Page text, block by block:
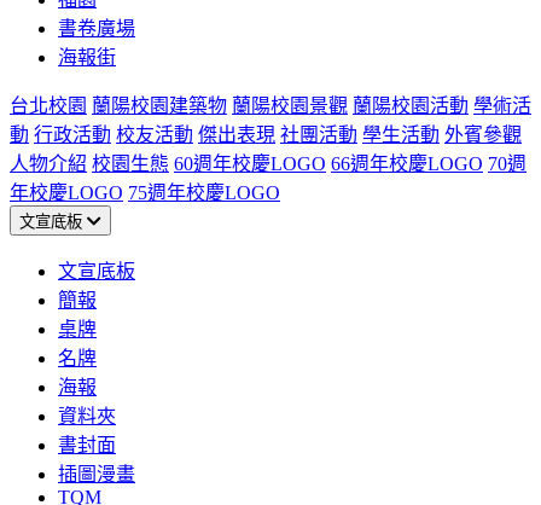
書卷廣場
海報街
台北校園 蘭陽校園建築物 蘭陽校園景觀 蘭陽校園活動 學術活
動 行政活動 校友活動 傑出表現 社團活動 學生活動 外賓參觀
人物介紹 校園生態 60週年校慶LOGO 66週年校慶LOGO 70週
年校慶LOGO 75週年校慶LOGO
文宣底板
文宣底板
簡報
桌牌
名牌
海報
資料夾
書封面
插圖漫畫
TQM